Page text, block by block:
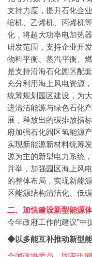
支持力度，提升石化企
缩机、乙烯机、丙烯机
化，将超大功率电加热
研发范围，支持企业开
物料平衡、蒸汽平衡、
是支持沿海石化园区配
充分利用海上风电资源
统筹规划园区建设，为
进清洁能源与绿色石化
展，释放出的碳排放指
府加强石化园区氢能源
实现新能源新材料统筹
源为主的新型电力系统
并举，加强园区海上风
的整体布局，实现新能
区能源结构清洁化、低碳
二、加快建设新型能源
今年政府工作的建议”中
◆以多能互补推动新型